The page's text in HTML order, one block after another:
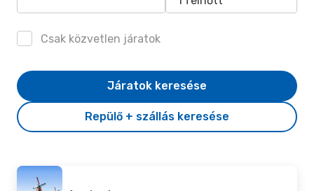
Csak közvetlen járatok
Repülő + szállás keresése
Járatok keresése